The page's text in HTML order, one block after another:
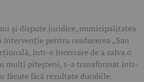
și dispute juridice, municipalitatea
pentru readucerea „San
într-o încercare de a salva o
mulți piteșteni, s-a transformat într-
făcute fără rezultate durabile.